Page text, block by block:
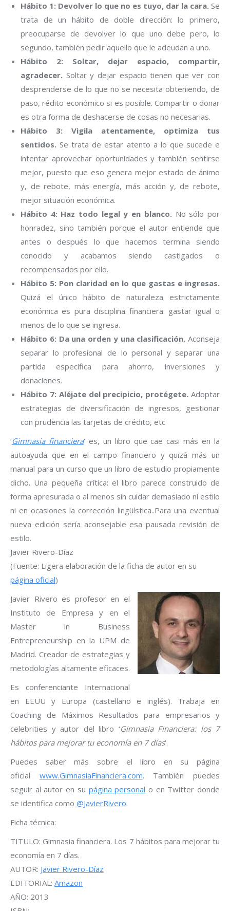
Hábito 1: Devolver lo que no es tuyo, dar la cara. Se
trata de un hábito de doble dirección: lo primero,
preocuparse de devolver lo que uno debe pero, lo
segundo, también pedir aquello que le adeudan a uno.
Hábito 2: Soltar, dejar espacio, compartir,
agradecer. Soltar y dejar espacio tienen que ver con
desprenderse de lo que no se necesita obteniendo, de
paso, rédito económico si es posible. Compartir o donar
es otra forma de deshacerse de cosas no necesarias.
Hábito 3: Vigila atentamente, optimiza tus
sentidos. Se trata de estar atento a lo que sucede e
intentar aprovechar oportunidades y también sentirse
mejor, puesto que eso genera mejor estado de ánimo
y, de rebote, más energía, más acción y, de rebote,
mejor situación económica.
Hábito 4: Haz todo legal y en blanco. No sólo por
honradez, sino también porque el autor entiende que
antes o después lo que hacemos termina siendo
conocido y acabamos siendo castigados o
recompensados por ello.
Hábito 5: Pon claridad en lo que gastas e ingresas.
Quizá el único hábito de naturaleza estrictamente
económica es pura disciplina financiera: gastar igual o
menos de lo que se ingresa.
Hábito 6: Da una orden y una clasificación. Aconseja
separar lo profesional de lo personal y separar una
partida específica para ahorro, inversiones y
donaciones.
Hábito 7: Aléjate del precipicio, protégete. Adoptar
estrategias de diversificación de ingresos, gestionar
con prudencia las tarjetas de crédito, etc
‘Gimnasia financiera‘ es, un libro que cae casi más en la
autoayuda que en el campo financiero y quizá más un
manual para un curso que un libro de estudio propiamente
dicho. Una pequeña crítica: el libro parece construido de
forma apresurada o al menos sin cuidar demasiado ni estilo
ni en ocasiones la corrección lingüística..Para una eventual
nueva edición sería aconsejable esa pausada revisión de
estilo.
Javier Rivero-Díaz
(Fuente: Ligera elaboración de la ficha de autor en su
página oficial)
Javier Rivero es profesor en el
Instituto de Empresa y en el
Master in Business
Entrepreneurship en la UPM de
Madrid. Creador de estrategias y
metodologías altamente eficaces.
Es conferenciante Internacional
en EEUU y Europa (castellano e inglés). Trabaja en
Coaching de Máximos Resultados para empresarios y
celebrities y autor del libro ‘Gimnasia Financiera: los 7
hábitos para mejorar tu economía en 7 días‘.
Puedes saber más sobre el libro en su página
oficial www.GimnasiaFinanciera.com. También puedes
seguir al autor en su página personal o en Twitter donde
se identifica como @JavierRivero.
Ficha técnica:
TITULO: Gimnasia financiera. Los 7 hábitos para mejorar tu
economía en 7 días.
AUTOR: Javier Rivero-Díaz
EDITORIAL: Amazon
AÑO: 2013